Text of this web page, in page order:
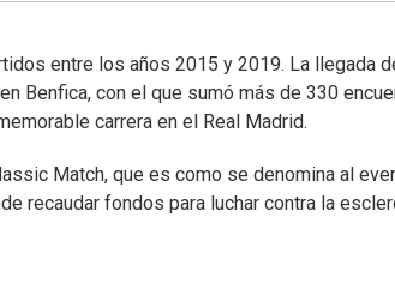
entre los años 2015 y 2019. La llegada
Benfica, con el que sumó más de 330
carrera en el Real Madrid.
Match, que es como se denomina al
recaudar fondos para luchar contra la